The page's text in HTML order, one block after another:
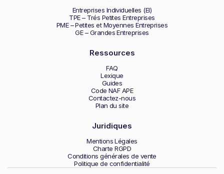
Entreprises Individuelles (EI)
TPE – Trés Petites Entreprises
PME – Petites et Moyennes Entreprises
GE – Grandes Entreprises
Ressources
FAQ
Lexique
Guides
Code NAF APE
Contactez-nous
Plan du site
Juridiques
Mentions Légales
Charte RGPD
Conditions générales de vente
Politique de confidentialité